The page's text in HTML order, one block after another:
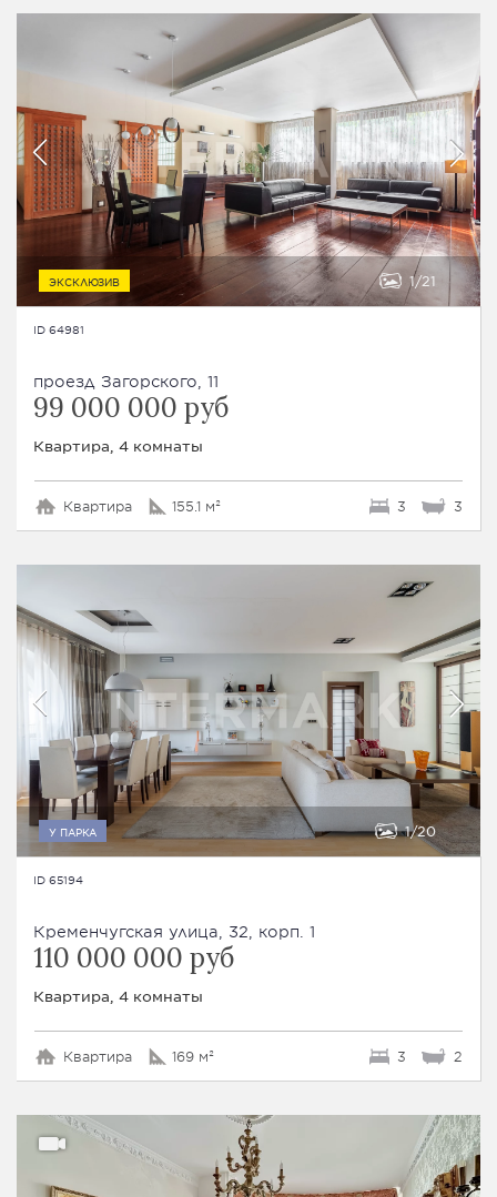
ЭКСКЛЮЗИВ 1 21
ID 64981
проезд Загорского, 11
99 000 000 руб
Квартира, 4 комнаты
Квартира 155.1 м² 3 3
У ПАРКА 1 20
ID 65194
Кременчугская улица, 32, корп. 1
110 000 000 руб
Квартира, 4 комнаты
Квартира 169 м² 3 2